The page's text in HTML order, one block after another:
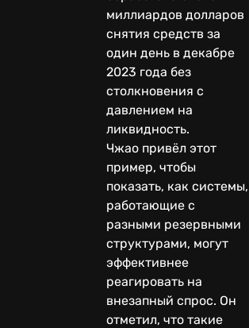
миллиардов долларов
снятия средств за
один день в декабре
2023 года без
столкновения с
давлением на
ликвидность.
Чжао привёл этот
пример, чтобы
показать, как системы,
работающие с
разными резервными
структурами, могут
эффективнее
реагировать на
внезапный спрос. Он
отметил, что такие